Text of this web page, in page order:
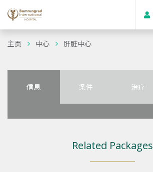
主页 中心 肝脏中心
信息 条件 治疗
Related Packages